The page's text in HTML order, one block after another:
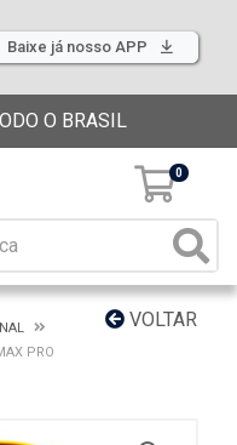
Baixe já nosso APP
O BRASIL
0
VOLTAR
PRO